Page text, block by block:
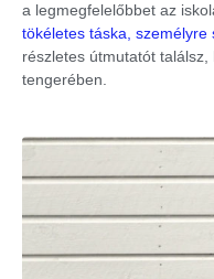
a legmegfelelőbbet az
tökéletes táska, személyre
részletes útmutatót
tengerében.